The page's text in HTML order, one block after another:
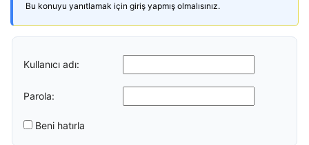
Bu konuyu yanıtlamak için giriş yapmış olmalısınız.
Kullanıcı adı:
Parola:
Beni hatırla